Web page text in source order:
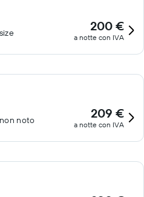
200 €
a notte con IVA
noto 209 €
a notte con IVA